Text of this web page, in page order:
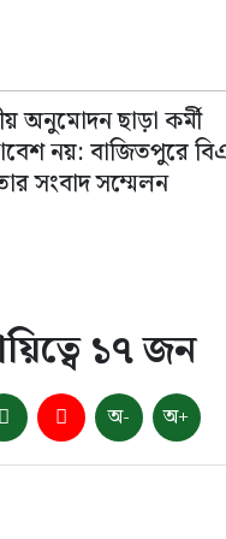
অনুমোদন ছাড়া কর্মী
নয়: বাজিতপুরে
সংবাদ সম্মেলন
১৭ জন
অ- অ+